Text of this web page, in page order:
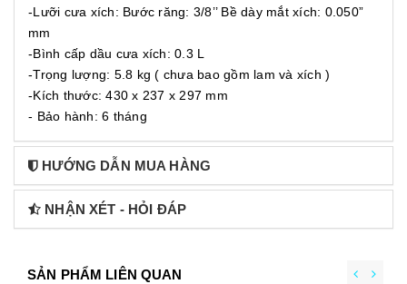
-Lưỡi cưa xích: Bước răng: 3/8’’ Bề dày mắt xích: 0.050”
mm
-Bình cấp dầu cưa xích: 0.3 L
-Trọng lượng: 5.8 kg ( chưa bao gồm lam và xích )
-Kích thước: 430 x 237 x 297 mm
- Bảo hành: 6 tháng
HƯỚNG DẪN MUA HÀNG
NHẬN XÉT - HỎI ĐÁP
SẢN PHẨM LIÊN QUAN